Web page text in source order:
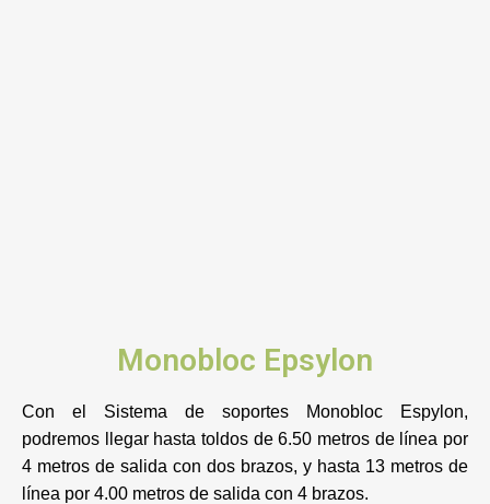
Monobloc Epsylon
Con el Sistema de soportes Monobloc Espylon,
podremos llegar hasta toldos de 6.50 metros de línea por
4 metros de salida con dos brazos, y hasta 13 metros de
línea por 4.00 metros de salida con 4 brazos.